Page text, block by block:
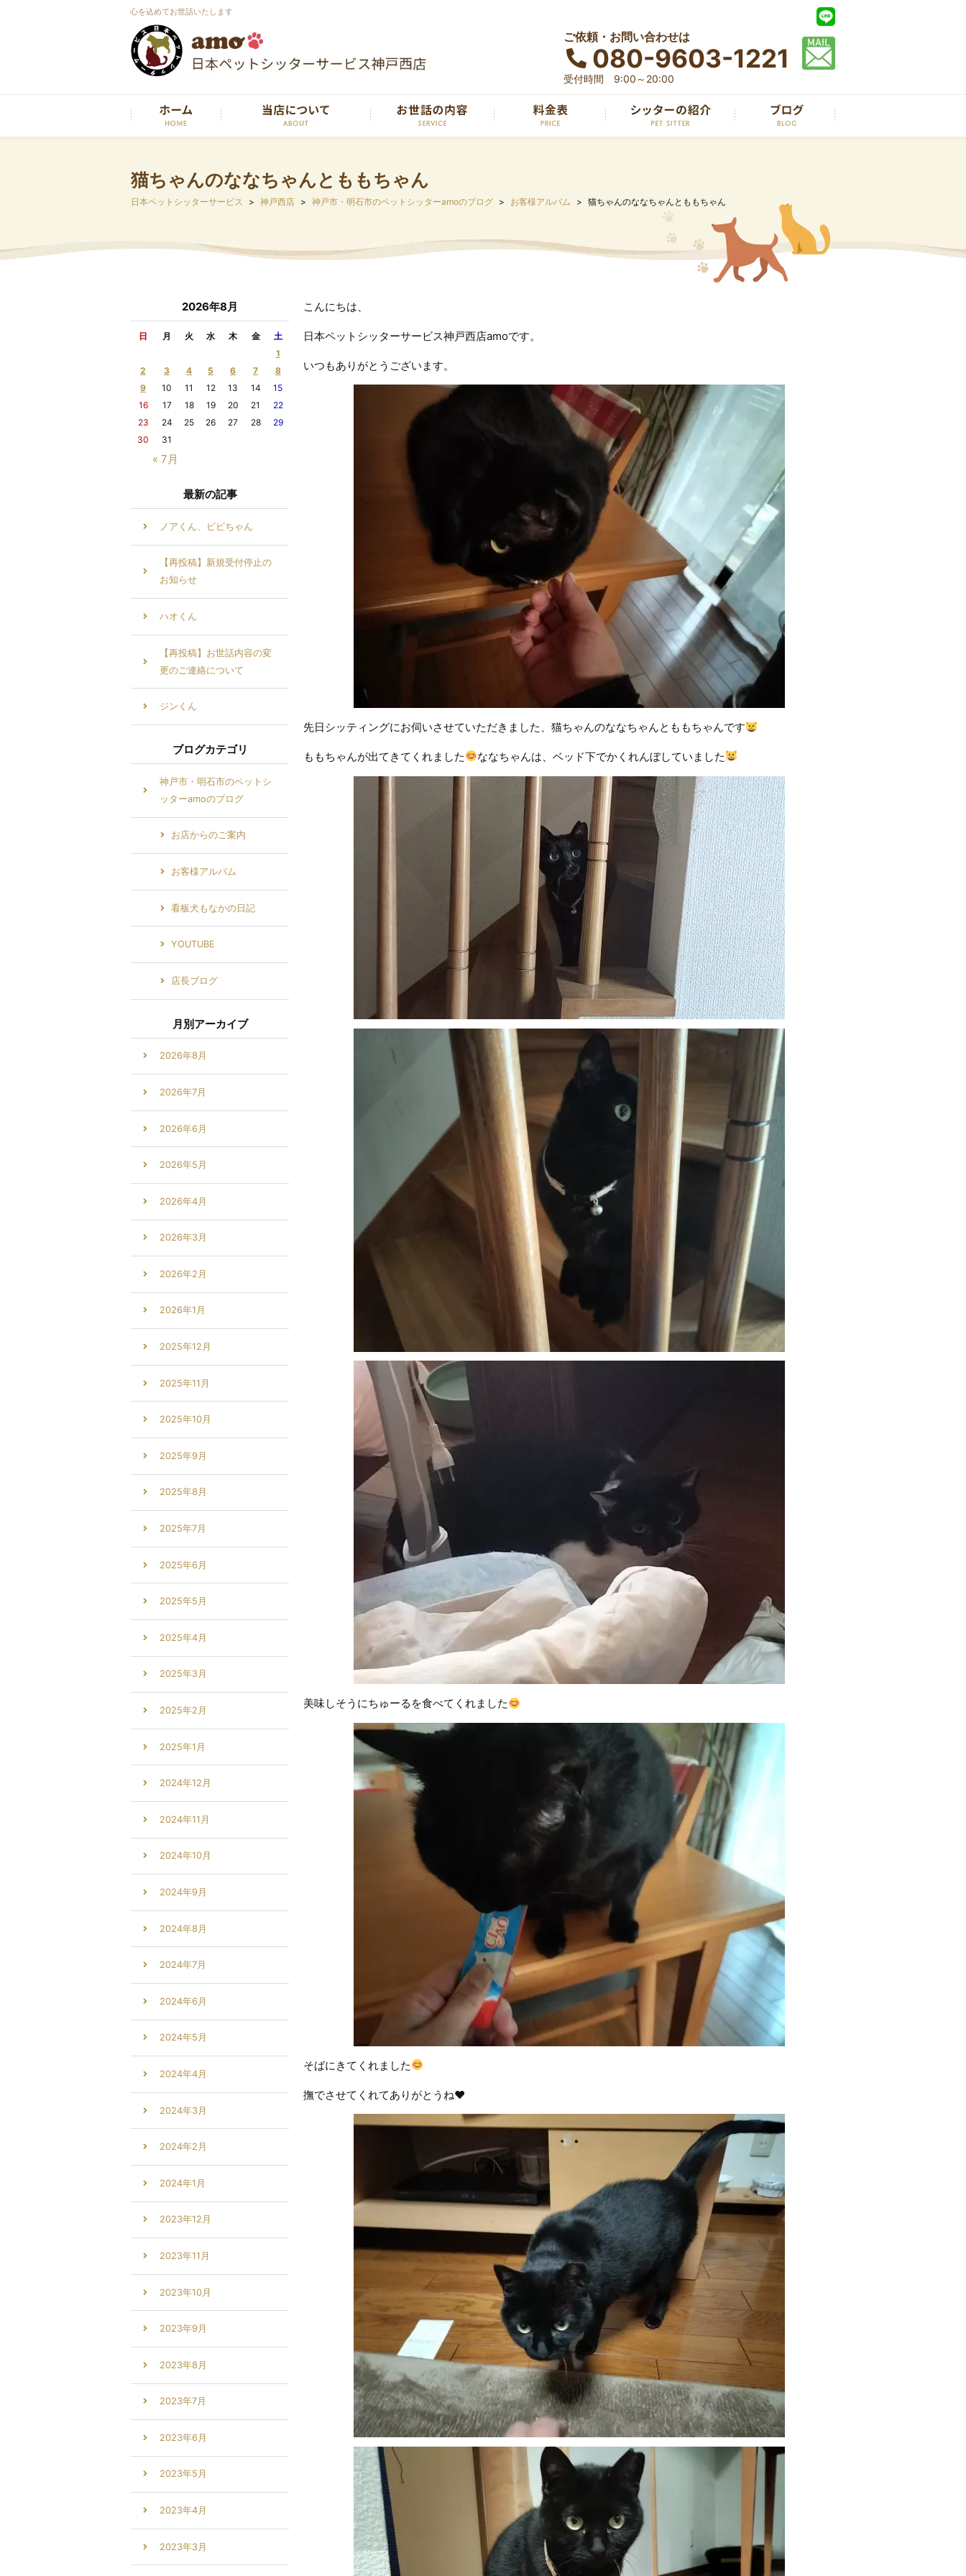
心を込めてお世話いたします
ご依頼・お問い合わせは
080-9603-1221
受付時間 9:00～20:00
猫ちゃんのななちゃんとももちゃん
日本ペットシッターサービス 神戸西店 神戸市・明石市のペットシッターamoのブログ お客様アルバム 猫ちゃんのななちゃんとももちゃん
こんにちは、
日本ペットシッターサービス神戸西店amoです。
いつもありがとうございます。
先日シッティングにお伺いさせていただきました、猫ちゃんのななちゃんとももちゃんです
ももちゃんが出てきてくれました ななちゃんは、ベッド下でかくれんぼしていました
美味しそうにちゅーるを食べてくれました
そばにきてくれました
撫でさせてくれてありがとうね♥
2026年8月
日 月 火 水 木 金 土
« 7月
1
2
3 4 5 6 7
8
9
10 11 12 13 14
15
16
17 18 19 20 21
22
23
24 25 26 27 28
29
30
31
最新の記事
ノアくん、ビビちゃん
【再投稿】新規受付停止の
お知らせ
ハオくん
【再投稿】お世話内容の変
更のご連絡について
ジンくん
ブログカテゴリ
神戸市・明石市のペットシ
ッターamoのブログ
お店からのご案内
お客様アルバム
看板犬もなかの日記
YOUTUBE
店長ブログ
月別アーカイブ
2026年8月
2026年7月
2026年6月
2026年5月
2026年4月
2026年3月
2026年2月
2026年1月
2025年12月
2025年11月
2025年10月
2025年9月
2025年8月
2025年7月
2025年6月
2025年5月
2025年4月
2025年3月
2025年2月
2025年1月
2024年12月
2024年11月
2024年10月
2024年9月
2024年8月
2024年7月
2024年6月
2024年5月
2024年4月
2024年3月
2024年2月
2024年1月
2023年12月
2023年11月
2023年10月
2023年9月
2023年8月
2023年7月
2023年6月
2023年5月
2023年4月
2023年3月